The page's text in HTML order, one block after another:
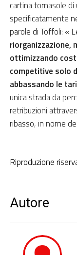
cartina tornasole
specificatamente
parole di Toffoli: «
riorganizzazione,
ottimizzando
competitive solo
abbassando le
unica strada da
retribuzioni
ribasso, in nome
Riproduzione
Autore